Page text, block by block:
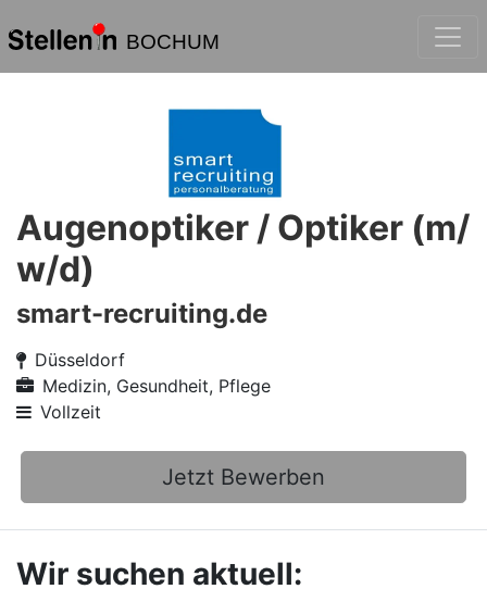
BOCHUM
Augenoptiker / Optiker (m/
w/d)
smart-recruiting.de
Düsseldorf
Medizin, Gesundheit, Pflege
Vollzeit
Jetzt Bewerben
Wir suchen aktuell: